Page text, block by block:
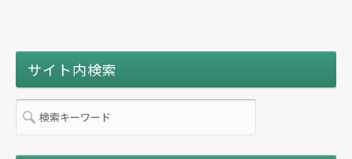
サイト内検索